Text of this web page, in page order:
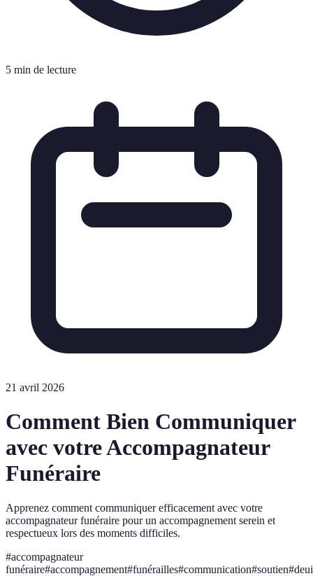
5 min de lecture
21 avril 2026
Comment Bien Communiquer
avec votre Accompagnateur
Funéraire
Apprenez comment communiquer efficacement avec votre
accompagnateur funéraire pour un accompagnement serein et
respectueux lors des moments difficiles.
#accompagnateur
funéraire#accompagnement#funérailles#communication#soutien#